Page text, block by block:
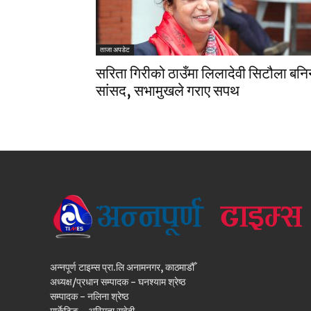
ताजा अपडेट
सरिता गिरीको ठाउँमा लिलादेवी सिटौला
सांसद, सभामुखले गराए सपथ
अन्नपूर्ण टाइम्स प्रा.लि अनामनगर, काठमाडौँ
अध्यक्ष/प्रधान सम्पादक - घनश्याम श्रेष्ठ
सम्पादक - नलिना श्रेष्ठ